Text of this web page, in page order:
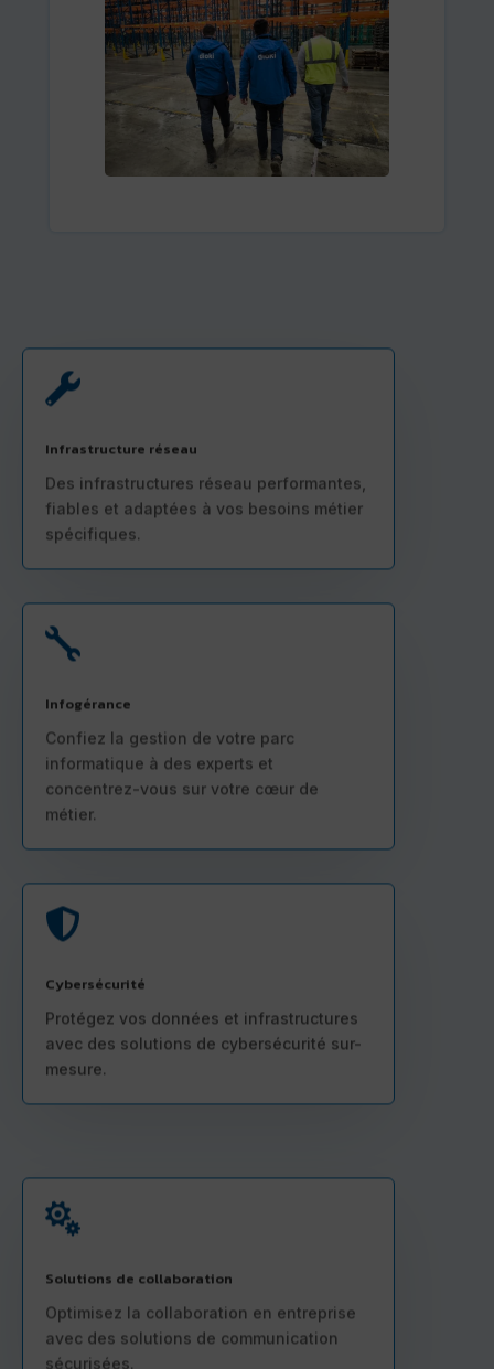

Infrastructure réseau
Des infrastructures réseau performantes,
fiables et adaptées à vos besoins métier
spécifiques.

Infogérance
Confiez la gestion de votre parc
informatique à des experts et
concentrez-vous sur votre cœur de
métier.

Cybersécurité
Protégez vos données et infrastructures
avec des solutions de cybersécurité sur-
mesure.

Solutions de collaboration
Optimisez la collaboration en entreprise
avec des solutions de communication